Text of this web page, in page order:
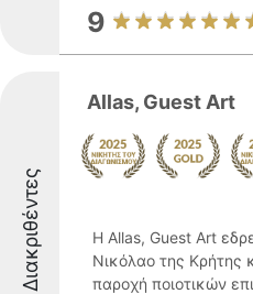
9
Διακριθέντες
Allas, Guest Art
Η Allas, Guest Art
Νικόλαο της Κρήτης
παροχή ποιοτικών